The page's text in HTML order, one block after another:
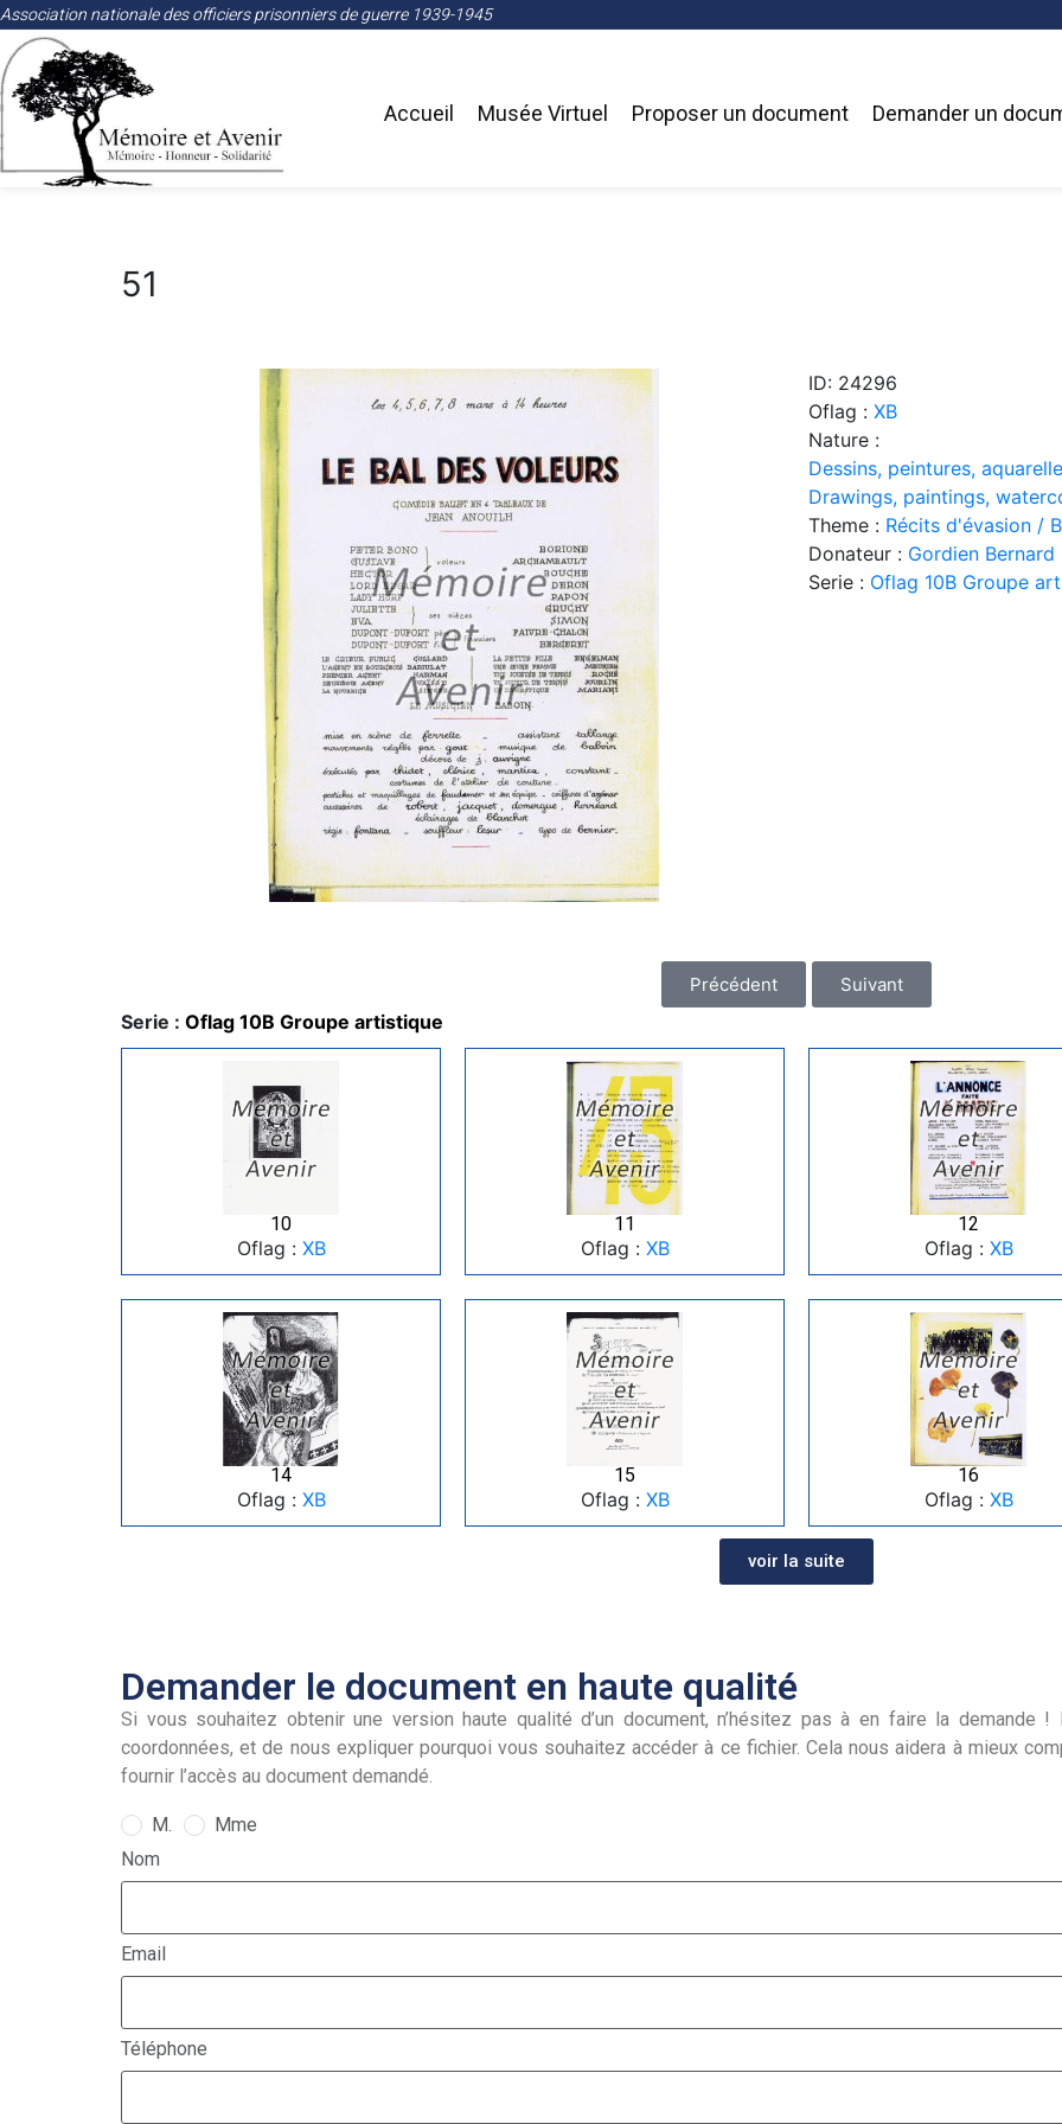
Association nationale des officiers prisonniers de guerre 1939-1945
Accueil Musée Virtuel Proposer un document Demander un
51
ID: 24296
Oflag : XB
Nature :
Dessins, peintures,
Drawings, paintings,
Theme : Récits d'évasion /
Donateur : Gordien Bernard
Serie : Oflag 10B Groupe
Précédent Suivant
Serie : Oflag 10B Groupe artistique
10
Oflag : XB
11
Oflag : XB
12
Oflag : XB
14
Oflag : XB
15
Oflag : XB
16
Oflag : XB
voir la suite
Demander le document en haute qualité
Si vous souhaitez obtenir une version haute qualité d’un document, n’hésitez pas à en faire la
coordonnées, et de nous expliquer pourquoi vous souhaitez accéder à ce fichier. Cela nous aidera à mieux
fournir l’accès au document demandé.
M.
Mme
Nom
Email
Téléphone